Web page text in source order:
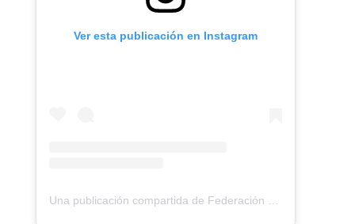
Ver esta publicación en Instagram
Una publicación compartida de Federación Montañismo Tenerife (@federacion_montanismo_tenerife)